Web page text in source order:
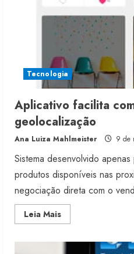
Tecnologia
Aplicativo facilita
geolocalização
Ana Luiza Mahlmeister 9 de
Sistema desenvolvido
produtos disponíveis nas
negociação direta com o
Leia MaisRead
more